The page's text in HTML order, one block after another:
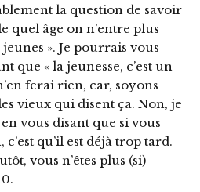
la question de savoir
quel âge on n’entre plus
». Je pourrais vous
que « la jeunesse, c’est un
ferai rien, car, soyons
vieux qui disent ça. Non, je
vous disant que si vous
qu’il est déjà trop tard.
vous n’êtes plus (si)